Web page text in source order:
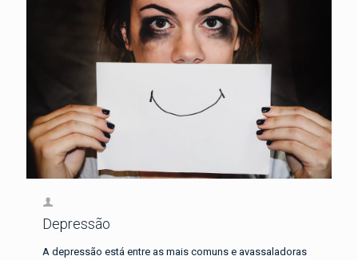
Depressão
A depressão está entre as mais comuns e avassaladoras